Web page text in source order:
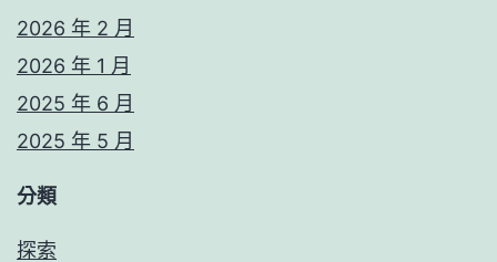
2026 年 2 月
2026 年 1 月
2025 年 6 月
2025 年 5 月
分類
探索